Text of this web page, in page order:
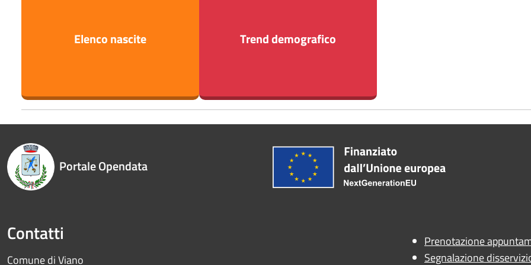
Elenco nascite Trend demografico
Portale Opendata
Contatti
Comune di Viano
Prenotazione
Segnalazione